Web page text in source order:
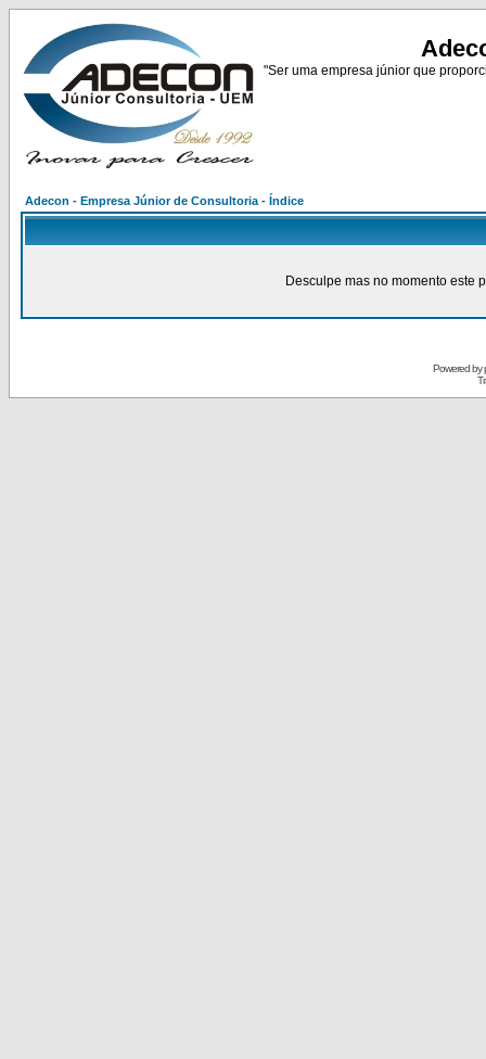
"Ser uma empresa júnior que
Adecon - Empresa Júnior de Consultoria - Índice
Desculpe mas no momento este
Powered by